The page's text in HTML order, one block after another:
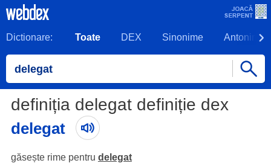
Dictionare: Toate DEX Sinonime Antonime
definiția delegat definiție dex
delegat
găsește rime pentru delegat